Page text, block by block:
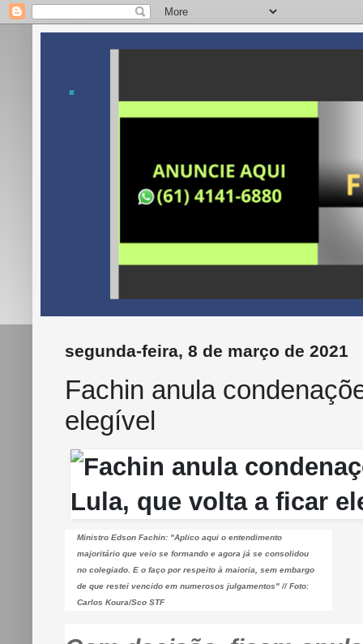
.
segunda-feira, 8 de março de 2021
Fachin anula
elegível
Ministro Edson Fachin: "Aplico aqui o entendimento
majoritário que veio se formando e agora já se consolidou
no colegiado. E o faço por respeito à maioria, sem embargo
de que restei vencido em numerosos julgamentos" // Foto:
Carlos Koura/Sco STF